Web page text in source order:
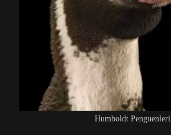
Humboldt Penguenleri